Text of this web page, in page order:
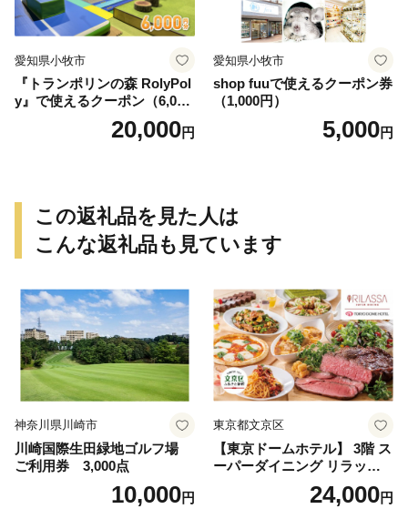
愛知県小牧市
『トランポリンの森 RolyPol
y』で使えるクーポン（6,000
20,000円
愛知県小牧市
shop fuuで使えるクーポン券
（1,000円）
5,000円
この返礼品を見た人は
こんな返礼品も見ています
神奈川県川崎市
川崎国際生田緑地ゴルフ場
ご利用券 3,000点
10,000円
東京都文京区
【東京ドームホテル】 3階 ス
ーパーダイニング リラッサ
ランチブッフェ お食事券 大
人1名様分 関東 東京 ご利用
24,000円